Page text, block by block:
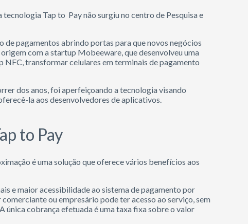
Tap to Pay não surgiu no centro de Pesquisa e
de pagamentos abrindo portas para que novos negócios
com a startup Mobeeware, que desenvolveu uma
NFC, transformar celulares em terminais de pagamento
dos anos, foi aperfeiçoando a tecnologia visando
la aos desenvolvedores de aplicativos.
to Pay
é uma solução que oferece vários benefícios aos
e maior acessibilidade ao sistema de pagamento por
ou empresário pode ter acesso ao serviço, sem
única cobrança efetuada é uma taxa fixa sobre o valor